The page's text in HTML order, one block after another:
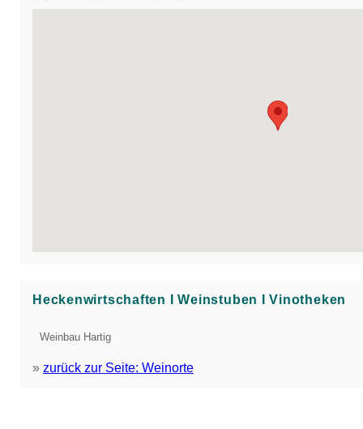
Heckenwirtschaften Ι Weinstuben Ι Vinotheken
Weinbau Hartig
» zurück zur Seite: Weinorte